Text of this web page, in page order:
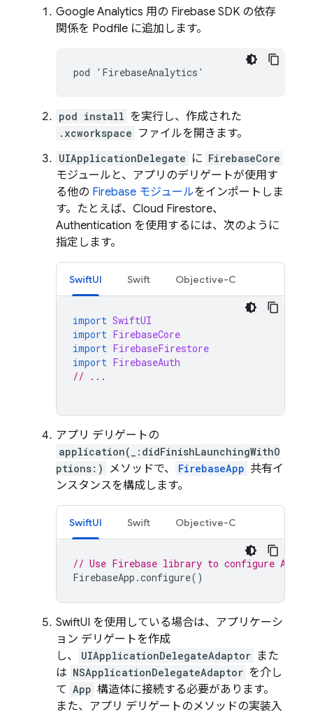
Google Analytics 用の Firebase SDK の依存
関係を Podfile に追加します。
pod install を実行し、作成された
.xcworkspace ファイルを開きます。
UIApplicationDelegate に FirebaseCore
モジュールと、アプリのデリゲートが使用す
る他の Firebase モジュールをインポートしま
す。たとえば、 Cloud Firestore、
Authentication を使用するには、次のように
指定します。
SwiftUI Swift Objective-C
import SwiftUI
import FirebaseCore
import FirebaseFirestore
import FirebaseAuth
// ...
アプリ デリゲートの
application(_:didFinishLaunchingWithO
ptions:)
メソッドで、 FirebaseApp 共有イ
ンスタンスを構成します。
SwiftUI Swift Objective-C
// Use Firebase library to configure APIs
FirebaseApp .configure()
SwiftUI を使用している場合は、アプリケーシ
ョン デリゲートを作成
し、
UIApplicationDelegateAdaptor また
は NSApplicationDelegateAdaptor を介し
て App 構造体に接続する必要があります。
また、アプリ デリゲートのメソッドの実装入